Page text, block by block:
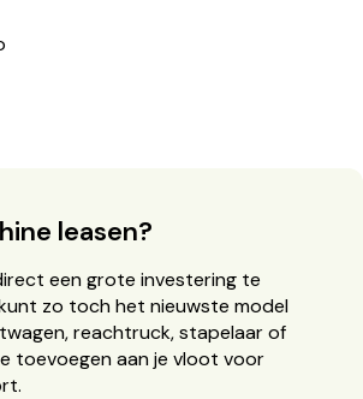
leasen?
een grote investering te
zo toch het nieuwste model
reachtruck, stapelaar of
toevoegen aan je vloot voor